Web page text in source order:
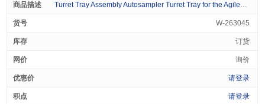
Turret Tray Assembly Autosampler Turret Tray for the Agilent 5890/6890 GC 1/pk
W-263045
订货
询价
请登录
请登录